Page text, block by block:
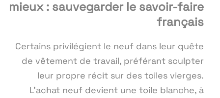
mieux : sauvegarder le savoir-faire
français
Certains privilégient le neuf dans leur quête
de vêtement de travail, préférant sculpter
leur propre récit sur des toiles vierges.
L'achat neuf devient une toile blanche, à